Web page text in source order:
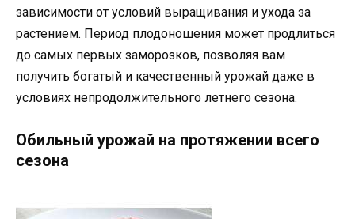
зависимости от условий выращивания и ухода за
растением. Период плодоношения может продлиться
до самых первых заморозков, позволяя вам
получить богатый и качественный урожай даже в
условиях непродолжительного летнего сезона.
Обильный урожай на протяжении всего
сезона